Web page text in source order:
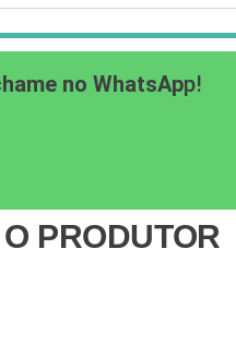
no WhatsApp!
PRODUTOR